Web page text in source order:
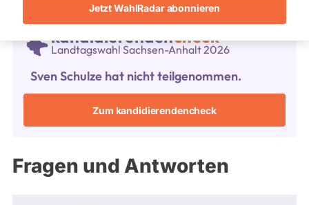
Archiv
Über uns
Spenden
Jetzt WahlRadar abonnieren
welche
Kandidaturen
und
gestellt
vergangenen
Mandaten
werden
kandidierendencheck
Landtagswahl Sachsen-Anhalt 2026
Sven Schulze hat nicht teilgenommen.
Zum kandidierendencheck
Fragen und Antworten